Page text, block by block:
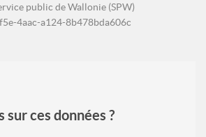
public de Wallonie (SPW)
4aac-a124-8b478bda606c
sur ces données ?